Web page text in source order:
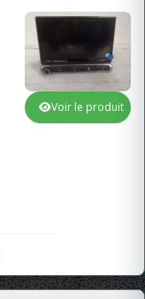
Voir le produit